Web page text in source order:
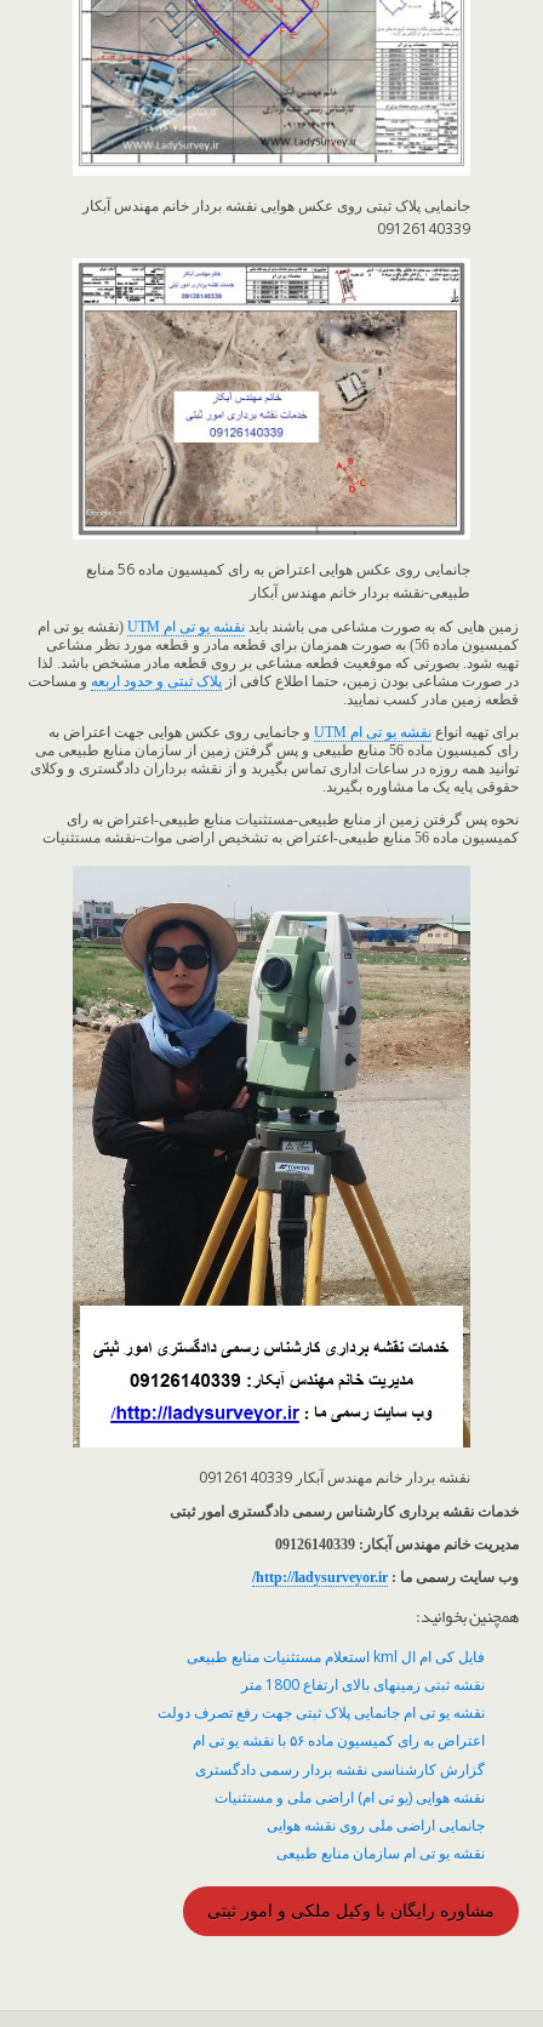
جانمایی پلاک ثبتی روی عکس هوایی نقشه بردار خانم مهندس آبکار
09126140339
جانمایی روی عکس هوایی اعتراض به رای کمیسیون ماده 56 منابع
طبیعی-نقشه بردار خانم مهندس آبکار
زمین هایی که به صورت مشاعی می باشند باید نقشه یو تی ام UTM
(نقشه یو تی ام
کمیسیون ماده 56) به صورت همزمان برای قطعه مادر و قطعه مورد نظر مشاعی
تهیه شود. بصورتی که موقعیت قطعه مشاعی بر روی قطعه مادر مشخص باشد. لذا
در صورت مشاعی بودن زمین، حتما اطلاع کافی از پلاک ثبتی و حدود اربعه و مساحت
قطعه زمین مادر کسب نمایید.
برای تهیه انواع نقشه یو تی ام UTM
و جانمایی روی عکس هوایی جهت اعتراض به
رای کمیسیون ماده 56 منابع طبیعی و پس گرفتن زمین از سازمان منابع طبیعی می
توانید همه روزه در ساعات اداری تماس بگیرید و از نقشه برداران دادگستری و وکلای
حقوقی پایه یک ما مشاوره بگیرید.
نحوه پس گرفتن زمین از منابع طبیعی-مستثنیات منابع طبیعی-اعتراض به رای
کمیسیون ماده 56 منابع طبیعی-اعتراض به تشخیص اراضی موات-نقشه مستثنیات
نقشه بردار خانم مهندس آبکار 09126140339
خدمات نقشه برداری کارشناس رسمی دادگستری امور ثبتی
مدیریت خانم مهندس آبکار: 09126140339
وب سایت رسمی ما : http://ladysurveyor.ir/
همچنین بخوانید:
فایل کی ام ال kml استعلام مستثنیات منابع طبیعی
نقشه ثبتی زمینهای بالای ارتفاع 1800 متر
نقشه یو تی ام جانمایی پلاک ثبتی جهت رفع تصرف دولت
اعتراض به رای کمیسیون ماده ۵۶ با نقشه یو تی ام
گزارش کارشناسی نقشه بردار رسمی دادگستری
نقشه هوایی (یو تی ام) اراضی ملی و مستثنیات
جانمایی اراضی ملی روی نقشه هوایی
نقشه یو تی ام سازمان منابع طبیعی
مشاوره رایگان با وکیل ملکی و امور ثبتی